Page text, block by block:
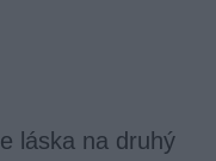
láska na druhý